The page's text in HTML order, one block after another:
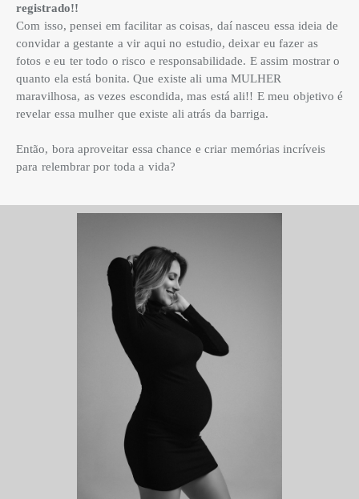
registrado!!
Com isso, pensei em facilitar as coisas, daí nasceu essa ideia de
convidar a gestante a vir aqui no estudio, deixar eu fazer as
fotos e eu ter todo o risco e responsabilidade. E assim mostrar o
quanto ela está bonita. Que existe ali uma MULHER
maravilhosa, as vezes escondida, mas está ali!! E meu objetivo é
revelar essa mulher que existe ali atrás da barriga.
Então, bora aproveitar essa chance e criar memórias incríveis
para relembrar por toda a vida?